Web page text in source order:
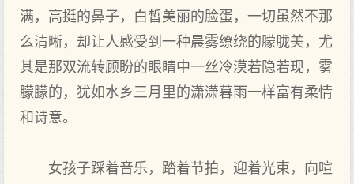
满，高挺的鼻子，白皙美丽的脸蛋，一切虽然不那
么清晰，却让人感受到一种晨雾缭绕的朦胧美，尤
其是那双流转顾盼的眼睛中一丝冷漠若隐若现，雾
朦朦的，犹如水乡三月里的潇潇暮雨一样富有柔情
和诗意。
女孩子踩着音乐，踏着节拍，迎着光束，向喧